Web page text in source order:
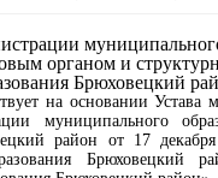
органом и
Брюховецкий
на основании Устава
муниципального
район от 17